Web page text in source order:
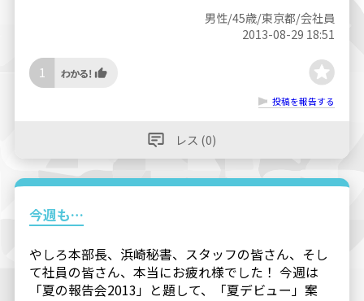
男性/45歳/東京都/会社員
2013-08-29 18:51
1
投稿を報告する
レス (0)
今週も…
やしろ本部長、浜崎秘書、スタッフの皆さん、そし
て社員の皆さん、本当にお疲れ様でした！ 今週は
「夏の報告会2013」と題して、「夏デビュー」案